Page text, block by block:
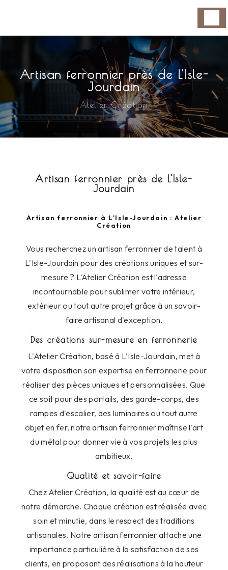
Artisan ferronnier près de L'Isle-
Jourdain
Atelier Création
Artisan ferronnier près de L'Isle-
Jourdain
Artisan ferronnier à L'Isle-Jourdain : Atelier
Création
Vous recherchez un artisan ferronnier de talent à
L'Isle-Jourdain pour des créations uniques et sur-
mesure ? L'Atelier Création est l'adresse
incontournable pour sublimer votre intérieur,
extérieur ou tout autre projet grâce à un savoir-
faire artisanal d'exception.
Des créations sur-mesure en ferronnerie
L'Atelier Création, basé à L'Isle-Jourdain, met à
votre disposition son expertise en ferronnerie pour
réaliser des pièces uniques et personnalisées. Que
ce soit pour des portails, des garde-corps, des
rampes d'escalier, des luminaires ou tout autre
objet en fer, notre artisan ferronnier maîtrise l'art
du métal pour donner vie à vos projets les plus
ambitieux.
Qualité et savoir-faire
Chez Atelier Création, la qualité est au cœur de
notre démarche. Chaque création est réalisée avec
soin et minutie, dans le respect des traditions
artisanales. Notre artisan ferronnier attache une
importance particulière à la satisfaction de ses
clients, en proposant des réalisations à la hauteur